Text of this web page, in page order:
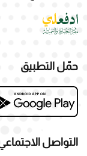
حمّل التطبيق
التواصل